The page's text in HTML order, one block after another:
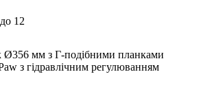
12
Ø356 мм з Г-подібними планками
з гідравлічним регулюванням